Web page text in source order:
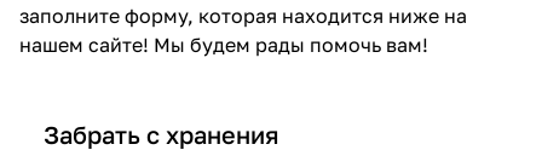
заполните форму, которая находится ниже на
нашем сайте! Мы будем рады помочь вам!
Забрать с хранения